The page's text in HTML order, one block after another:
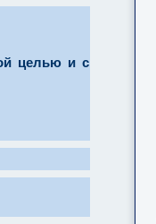
целью и с